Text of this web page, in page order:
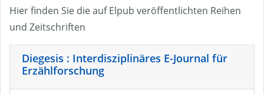
Hier finden Sie die auf Elpub veröffentlichten Reihen
und Zeitschriften
Diegesis : Interdisziplinäres E-Journal für
Erzählforschung